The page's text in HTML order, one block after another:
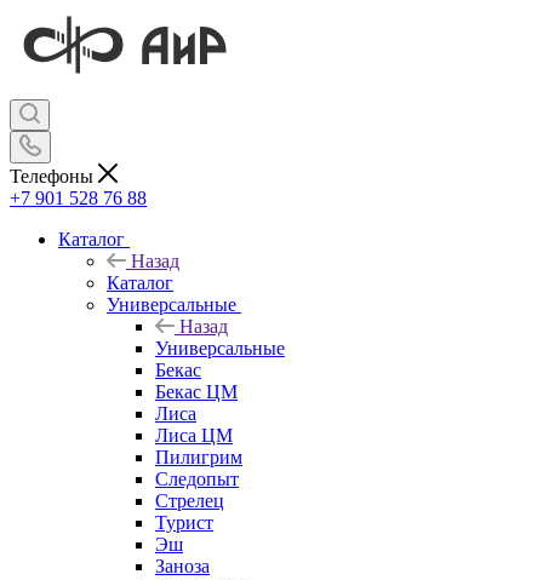
Телефоны
+7 901 528 76 88
Каталог
Назад
Каталог
Универсальные
Назад
Универсальные
Бекас
Бекас ЦМ
Лиса
Лиса ЦМ
Пилигрим
Следопыт
Стрелец
Турист
Эш
Заноза